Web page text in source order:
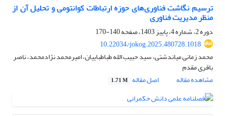
ترسیم نگاشت فناوری‌های حوزه ارتباطات کوانتومی و تحلیل آن از
منظر مدیریت فناوری
دوره 2، شماره 4، پاییز 1403، صفحه
140-170
10.22034/jokog.2025.480728.1018
محمد زمانی میاندشتی، سید حبیب الله طباطباییان، امیرمحمد نژادمحمد، ناصر
باقری مقدم
مشاهده مقاله
اصل مقاله 1.71 M